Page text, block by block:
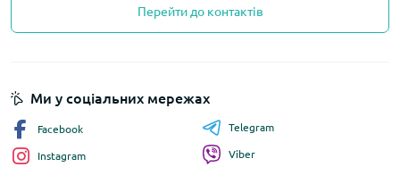
Перейти до контактів
Ми у соціальних мережах
Facebook
Instagram
Telegram
Viber